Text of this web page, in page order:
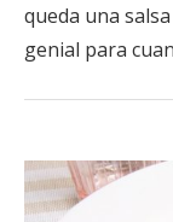
queda una
genial para